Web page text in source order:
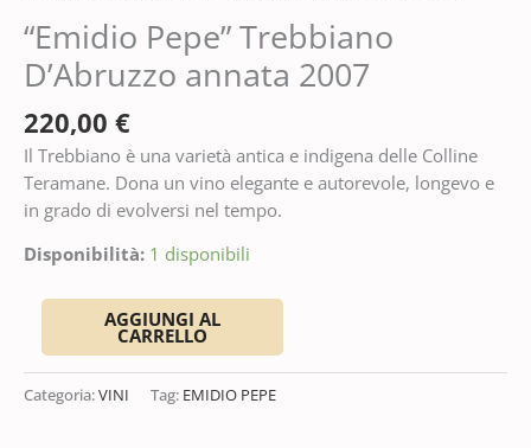
“Emidio Pepe” Trebbiano
D’Abruzzo annata 2007
220,00 €
Il Trebbiano è una varietà antica e indigena delle Colline
Teramane. Dona un vino elegante e autorevole, longevo e
in grado di evolversi nel tempo.
Disponibilità: 1 disponibili
AGGIUNGI AL
CARRELLO
Categoria:VINI Tag: EMIDIO PEPE